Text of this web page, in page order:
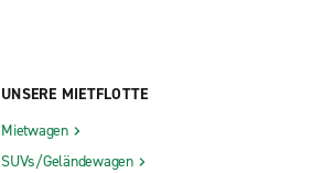
UNSERE MIETFLOTTE
Mietwagen
SUVs/Geländewagen